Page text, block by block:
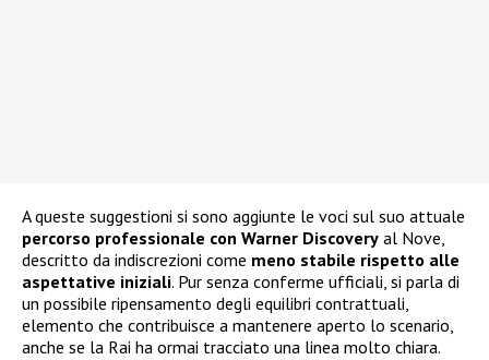
A queste suggestioni si sono aggiunte le voci sul suo attuale
percorso professionale con Warner Discovery al Nove,
descritto da indiscrezioni come meno stabile rispetto alle
aspettative iniziali. Pur senza conferme ufficiali, si parla di
un possibile ripensamento degli equilibri contrattuali,
elemento che contribuisce a mantenere aperto lo scenario,
anche se la Rai ha ormai tracciato una linea molto chiara.